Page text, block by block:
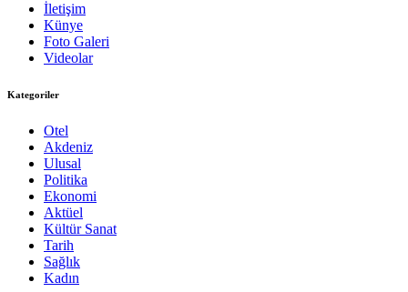
İletişim
Künye
Foto Galeri
Videolar
Kategoriler
Otel
Akdeniz
Ulusal
Politika
Ekonomi
Aktüel
Kültür Sanat
Tarih
Sağlık
Kadın